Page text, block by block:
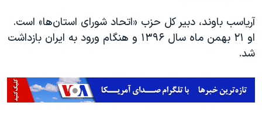
آریاسب باوند، دبیر کل حزب «اتحاد شورای استان‌ها» است.
او ۲۱ بهمن ماه سال ۱۳۹۶ و هنگام ورود به ایران بازداشت
شد.